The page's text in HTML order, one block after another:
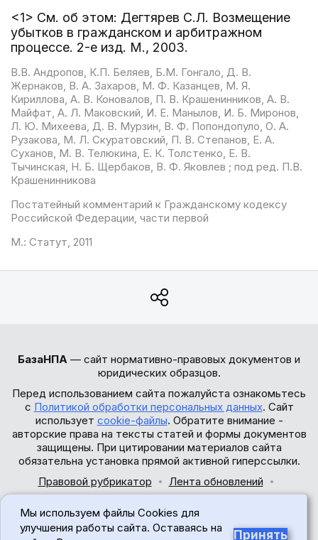
<1> См. об этом: Дегтярев С.Л. Возмещение
убытков в гражданском и арбитражном
процессе. 2-е изд. М., 2003.
В.В. Андропов, К.П. Беляев, Б.М. Гонгало, Д. В.
Жернаков, В. А. Захаров, М. Ф. Казанцев, М. Я.
Кириллова, А. В. Коновалов, П. В. Крашенинников, А. В.
Майфат, А. Л. Маковский, И. Е. Манылов, И. Б. Миронов,
Л. Ю. Михеева, Д. В. Мурзин, В. Ф. Попондопуло, О. А.
Рузакова, М. Л. Скуратовский, П. В. Степанов, Е. А.
Суханов, М. В. Телюкина, Е. К. Толстенко, Е. В.
Тычинская, Н. Б. Щербаков, В. Ф. Яковлев ; под ред. П.В.
Крашенинникова
Постатейный комментарий к Гражданскому кодексу
Российской Федерации, части первой
М.: Статут, 2011
БазаНПА — сайт нормативно-правовых документов и
юридических образцов.
Перед использованием сайта пожалуйста ознакомьтесь
с Политикой обработки персональных данных. Сайт
использует cookie-файлы. Обратите внимание -
авторские права на тексты статей и формы документов
защищены. При цитировании материалов сайта
обязательна установка прямой активной гиперссылки.
Правовой рубрикатор
Лента обновлений
© 2017-2026
Мы используем файлы Cookies для
улучшения работы сайта. Оставаясь на
Принять